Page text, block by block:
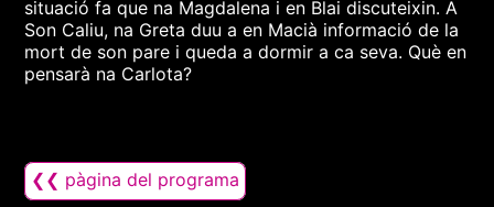
situació fa que na Magdalena i en Blai discuteixin. A
Son Caliu, na Greta duu a en Macià informació de la
mort de son pare i queda a dormir a ca seva. Què en
pensarà na Carlota?
❮❮ pàgina del programa